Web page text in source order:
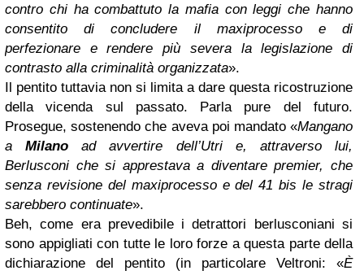
contro chi ha combattuto la mafia con leggi che hanno
consentito di concludere il maxiprocesso e di
perfezionare e rendere più severa la legislazione di
contrasto alla criminalità organizzata».
Il pentito tuttavia non si limita a dare questa ricostruzione
della vicenda sul passato. Parla pure del futuro.
Prosegue, sostenendo che aveva poi mandato «Mangano
aMilano ad avvertire dell’Utri e, attraverso lui,
Berlusconi che si apprestava a diventare premier, che
senza revisione del maxiprocesso e del 41 bis le stragi
sarebbero continuate».
Beh, come era prevedibile i detrattori berlusconiani si
sono appigliati con tutte le loro forze a questa parte della
dichiarazione del pentito (in particolare Veltroni: «È